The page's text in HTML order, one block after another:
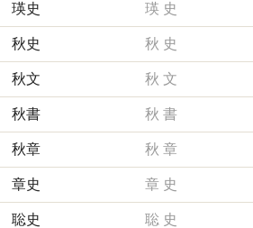
瑛史 瑛 史
秋史 秋 史
秋文 秋 文
秋書 秋 書
秋章 秋 章
章史 章 史
聡史 聡 史